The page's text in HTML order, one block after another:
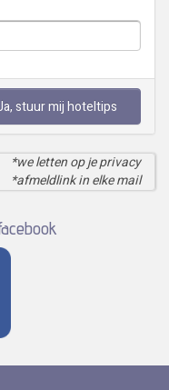
stuur mij hoteltips
*we letten op je privacy
*afmeldlink in elke mail